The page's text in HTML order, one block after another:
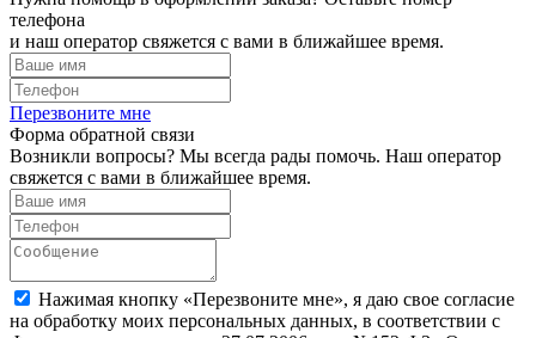
телефона
и наш оператор свяжется с вами в ближайшее время.
Перезвоните мне
Форма обратной связи
Возникли вопросы? Мы всегда рады помочь. Наш оператор
свяжется с вами в ближайшее время.
Нажимая кнопку «Перезвоните мне», я даю свое согласие
на обработку моих персональных данных, в соответствии с